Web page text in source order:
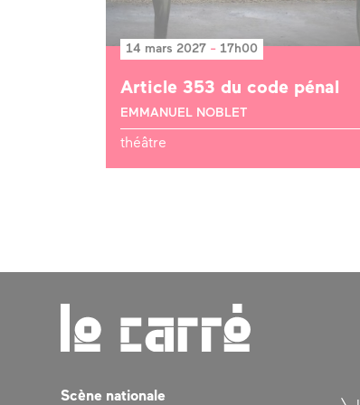
14 mars 2027 - 17h00
Article 353 du code pénal
EMMANUEL NOBLET
théâtre
Scène nationale